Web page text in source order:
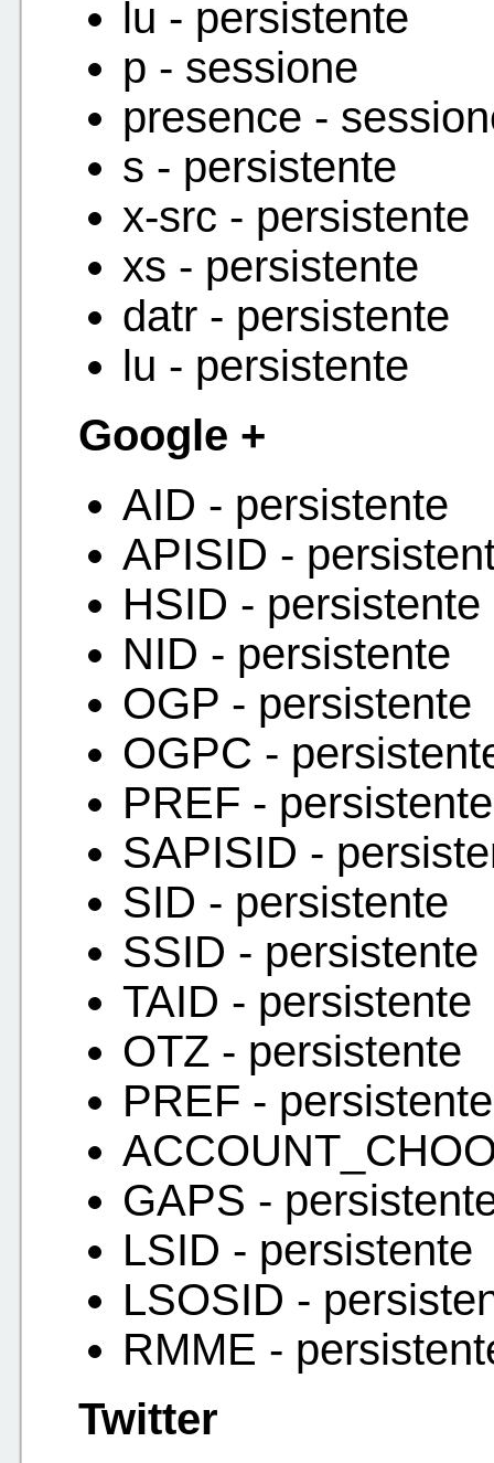
lu - persistente
p - sessione
presence -
s - persistente
x-src - persistente
xs - persistente
datr - persistente
lu - persistente
Google +
AID - persistente
APISID -
HSID - persistente
NID - persistente
OGP - persistente
OGPC -
PREF - persistente
SAPISID -
SID - persistente
SSID - persistente
TAID - persistente
OTZ - persistente
PREF - persistente
GAPS -
LSID - persistente
LSOSID -
RMME -
Twitter